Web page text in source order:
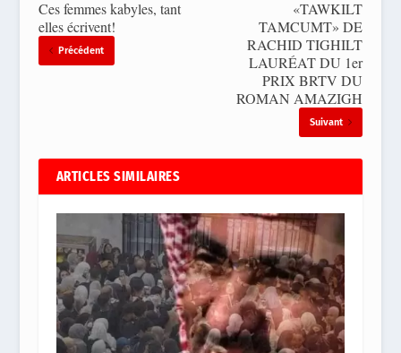
Ces femmes kabyles, tant
elles écrivent!
Précédent
«TAWKILT
TAMCUMT» DE
RACHID TIGHILT
LAURÉAT DU 1er
PRIX BRTV DU
ROMAN AMAZIGH
Suivant
ARTICLES SIMILAIRES